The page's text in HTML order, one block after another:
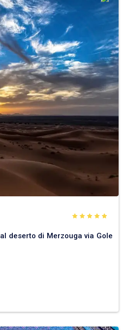
deserto di Merzouga via Gole